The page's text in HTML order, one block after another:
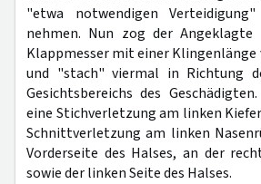
"etwa notwendigen
nehmen. Nun zog der
Klappmesser mit einer Klingenlänge
und "stach" viermal in Richtung
Gesichtsbereichs des
eine Stichverletzung am linken
Schnittverletzung am linken
Vorderseite des Halses, an der
sowie der linken Seite des Halses.